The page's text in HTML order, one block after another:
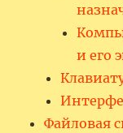
и его
Файловая